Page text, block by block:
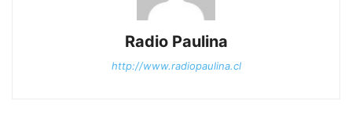
Radio Paulina
http://www.radiopaulina.cl